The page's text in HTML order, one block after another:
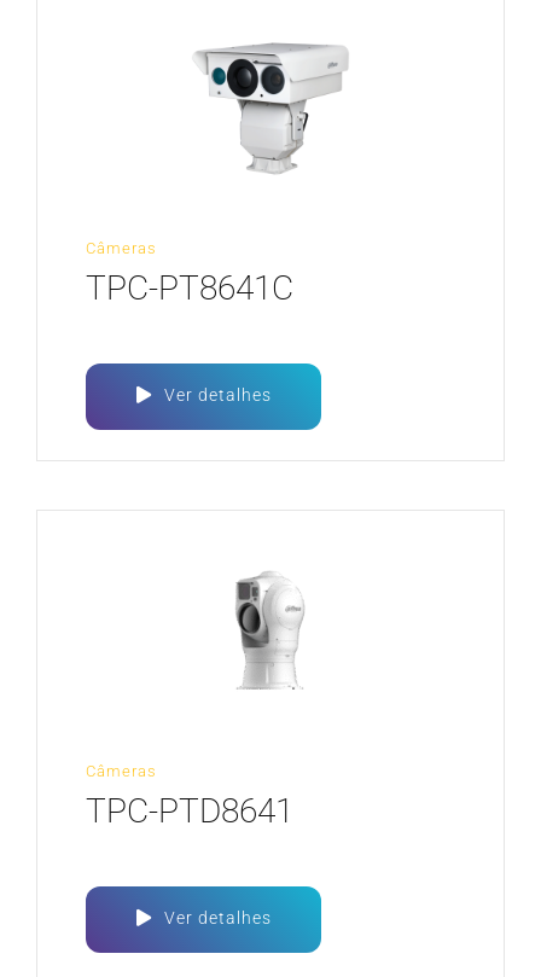
Câmeras
TPC-PT8641C
Ver detalhes
Câmeras
TPC-PTD8641
Ver detalhes